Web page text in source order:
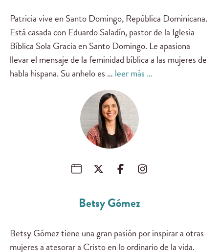
Patricia vive en Santo Domingo, República Dominicana.
Está casada con Eduardo Saladín, pastor de la Iglesia
Bíblica Sola Gracia en Santo Domingo. Le apasiona
llevar el mensaje de la feminidad bíblica a las mujeres de
habla hispana. Su anhelo es … leer más …
Betsy Gómez
Betsy Gómez tiene una gran pasión por inspirar a otras
mujeres a atesorar a Cristo en lo ordinario de la vida.